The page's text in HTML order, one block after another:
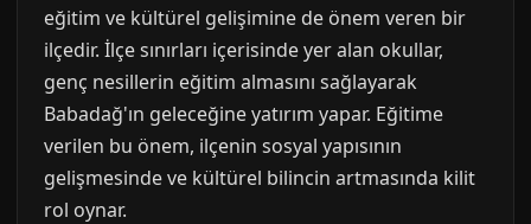
eğitim ve kültürel gelişimine de önem veren bir
ilçedir. İlçe sınırları içerisinde yer alan okullar,
genç nesillerin eğitim almasını sağlayarak
Babadağ'ın geleceğine yatırım yapar. Eğitime
verilen bu önem, ilçenin sosyal yapısının
gelişmesinde ve kültürel bilincin artmasında kilit
rol oynar.